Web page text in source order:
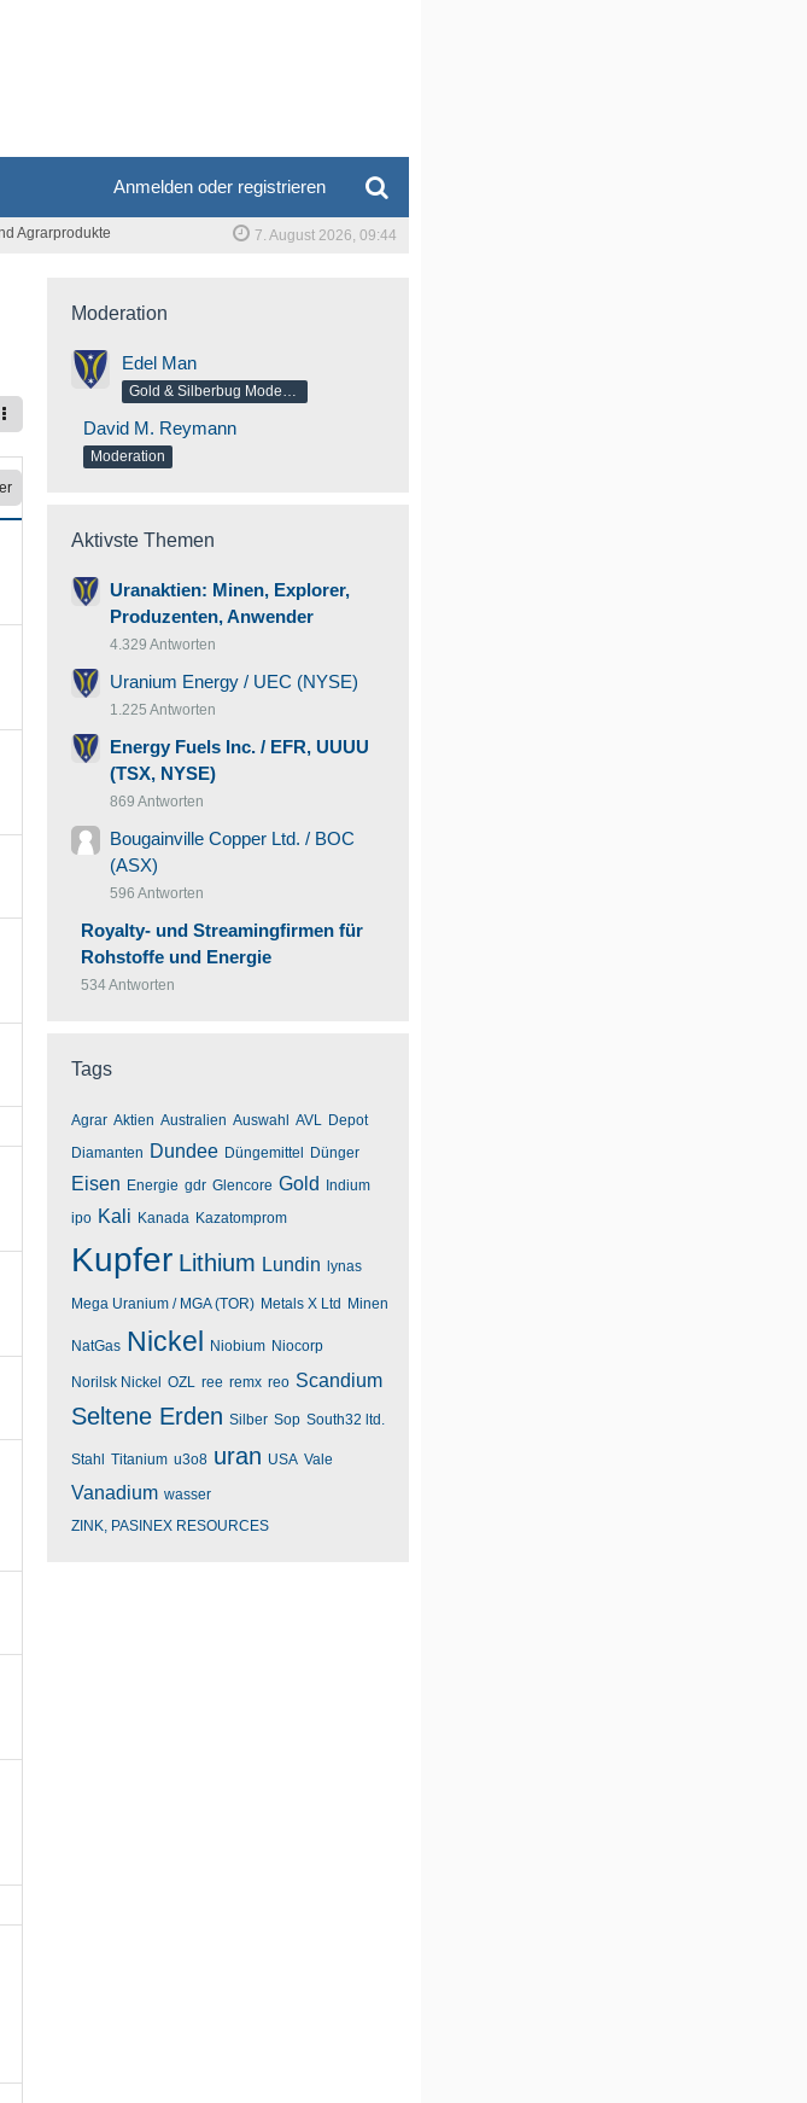
Anmelden oder registrieren
Agrarprodukte 7. August 2026, 09:44
Moderation
Edel Man
David M. Reymann
Moderation
Aktivste Themen
Uranaktien: Minen, Explorer,
Produzenten, Anwender
4.329 Antworten
Uranium Energy / UEC (NYSE)
1.225 Antworten
Energy Fuels Inc. / EFR, UUUU
(TSX, NYSE)
869 Antworten
Bougainville Copper Ltd. / BOC
(ASX)
596 Antworten
Royalty- und Streamingfirmen für
Rohstoffe und Energie
534 Antworten
Tags
Agrar Aktien Australien Auswahl AVL Depot
Diamanten Dundee Düngemittel Dünger
Eisen Energie gdr Glencore Gold
Indium
ipo Kali Kanada Kazatomprom
Kupfer Lithium Lundin lynas
Mega Uranium / MGA (TOR) Metals X Ltd Minen
NatGas Nickel Niobium Niocorp
Norilsk Nickel OZL ree remx reo Scandium
Seltene Erden Silber Sop South32 ltd.
Stahl Titanium u3o8 uran USA Vale
Vanadium wasser
ZINK, PASINEX RESOURCES